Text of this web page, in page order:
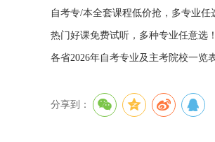
自考专/本全套课程低价抢，多专业任
热门好课免费试听，多种专业任意选！
各省2026年自考专业及主考院校一览
分享到：